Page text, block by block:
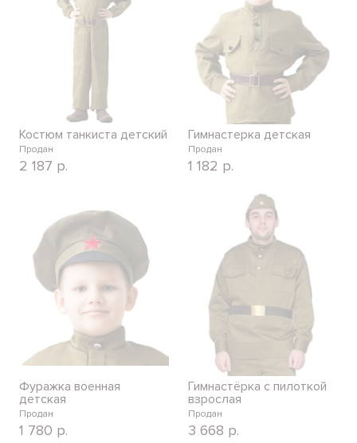
Костюм танкиста детский
Продан
2 187 р.
Гимнастерка детская
Продан
1 182 р.
Фуражка военная
детская
Продан
1 780 р.
Гимнастёрка с пилоткой
взрослая
Продан
3 668 р.